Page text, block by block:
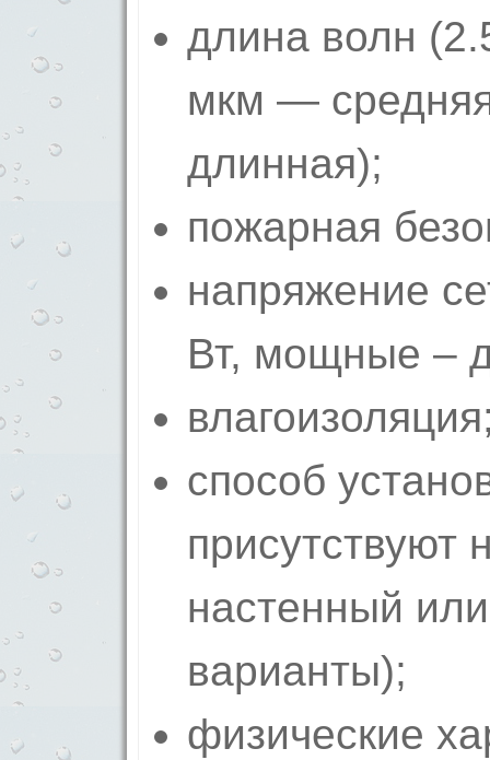
длина волн
мкм —
длинная);
пожарная
напряжение
Вт, мощные –
способ
присутствуют
настенный
варианты);
физические